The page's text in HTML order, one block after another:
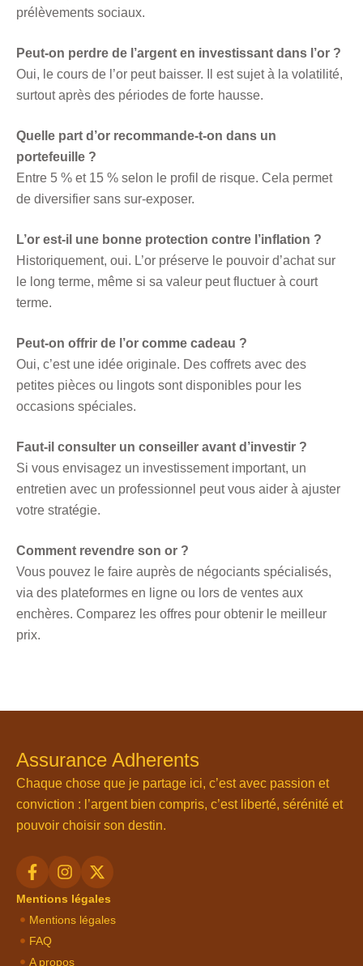
prélèvements sociaux.
Peut-on perdre de l’argent en investissant dans l’or ?
Oui, le cours de l’or peut baisser. Il est sujet à la volatilité,
surtout après des périodes de forte hausse.
Quelle part d’or recommande-t-on dans un
portefeuille ?
Entre 5 % et 15 % selon le profil de risque. Cela permet
de diversifier sans sur-exposer.
L’or est-il une bonne protection contre l’inflation ?
Historiquement, oui. L’or préserve le pouvoir d’achat sur
le long terme, même si sa valeur peut fluctuer à court
terme.
Peut-on offrir de l’or comme cadeau ?
Oui, c’est une idée originale. Des coffrets avec des
petites pièces ou lingots sont disponibles pour les
occasions spéciales.
Faut-il consulter un conseiller avant d’investir ?
Si vous envisagez un investissement important, un
entretien avec un professionnel peut vous aider à ajuster
votre stratégie.
Comment revendre son or ?
Vous pouvez le faire auprès de négociants spécialisés,
via des plateformes en ligne ou lors de ventes aux
enchères. Comparez les offres pour obtenir le meilleur
prix.
Assurance Adherents
Chaque chose que je partage ici, c’est avec passion et
conviction : l’argent bien compris, c’est liberté, sérénité et
pouvoir choisir son destin.
Mentions légales
Mentions légales
FAQ
A propos